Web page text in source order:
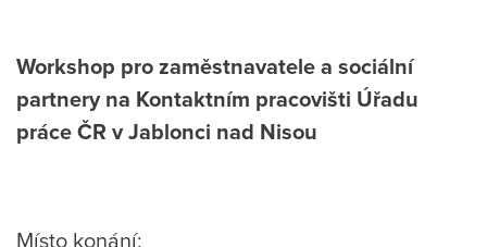
Workshop pro zaměstnavatele a sociální
partnery na Kontaktním pracovišti Úřadu
práce ČR v Jablonci nad Nisou
Místo konání: